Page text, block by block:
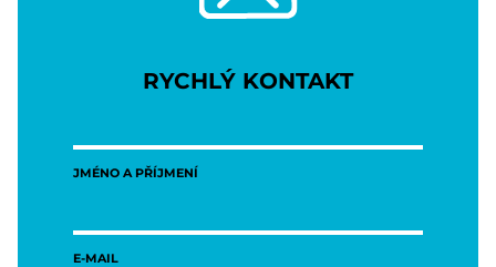
RYCHLÝ KONTAKT
JMÉNO A PŘÍJMENÍ
E-MAIL